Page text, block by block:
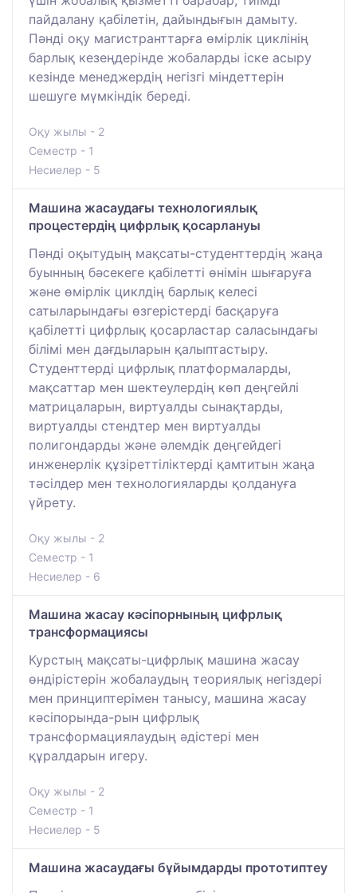
пайдалану қабілетін, дайындығын дамыту.
Пәнді оқу магистранттарға өмірлік циклінің
барлық кезеңдерінде жобаларды іске асыру
кезінде менеджердің негізгі міндеттерін
шешуге мүмкіндік береді.
Оқу жылы - 2
Семестр - 1
Несиелер - 5
Машина жасаудағы технологиялық
процестердің цифрлық қосарлануы
Пәнді оқытудың мақсаты-студенттердің жаңа
буынның бәсекеге қабілетті өнімін шығаруға
және өмірлік циклдің барлық келесі
сатыларындағы өзгерістерді басқаруға
қабілетті цифрлық қосарластар саласындағы
білімі мен дағдыларын қалыптастыру.
Студенттерді цифрлық платформаларды,
мақсаттар мен шектеулердің көп деңгейлі
матрицаларын, виртуалды сынақтарды,
виртуалды стендтер мен виртуалды
полигондарды және әлемдік деңгейдегі
инженерлік құзіреттіліктерді қамтитын жаңа
тәсілдер мен технологияларды қолдануға
үйрету.
Оқу жылы - 2
Семестр - 1
Несиелер - 6
Машина жасау кәсіпорнының цифрлық
трансформациясы
Курстың мақсаты-цифрлық машина жасау
өндірістерін жобалаудың теориялық негіздері
мен принциптерімен танысу, машина жасау
кәсіпорында-рын цифрлық
трансформациялаудың әдістері мен
құралдарын игеру.
Оқу жылы - 2
Семестр - 1
Несиелер - 5
Машина жасаудағы бұйымдарды прототиптеу